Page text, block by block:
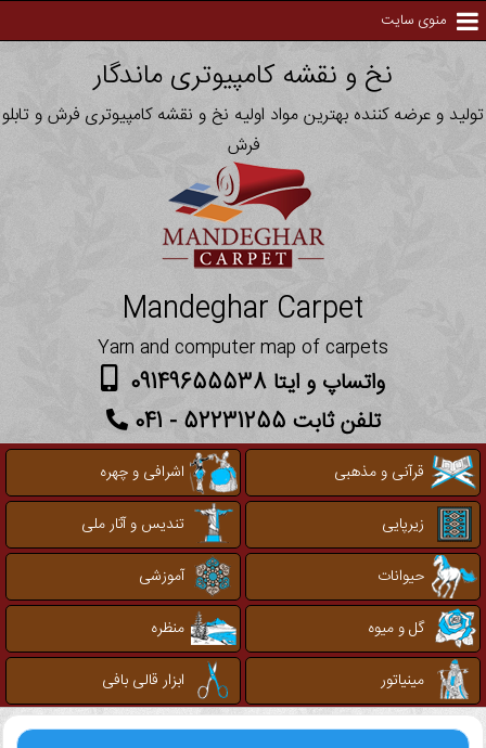
منوی سایت
نخ و نقشه کامپیوتری ماندگار
تولید و عرضه کننده بهترین مواد اولیه نخ و نقشه کامپیوتری فرش و تابلو
فرش
Mandeghar Carpet
Yarn and computer map of carpets
واتساپ و ایتا 09149655538
تلفن ثابت 52231255 - 041
قرآنی و مذهبی
اشرافی و چهره
زیرپایی
تندیس و آثار ملی
حیوانات
آموزشی
گل و میوه
منظره
مینیاتور
ابزار قالی بافی